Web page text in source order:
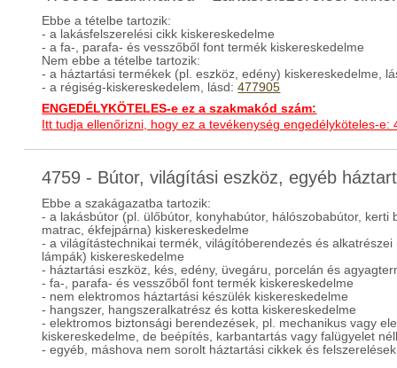
Ebbe a tételbe tartozik:
- a lakásfelszerelési cikk kiskereskedelme
- a fa-, parafa- és vesszőből font termék kiskereskedelme
Nem ebbe a tételbe tartozik:
- a háztartási termékek (pl. eszköz, edény) kiskereskedelme,
- a régiség-kiskereskedelem, lásd:477905
ENGEDÉLYKÖTELES-e ez a szakmakód szám:
Itt tudja ellenőrizni, hogy ez a tevékenység engedélyköteles-e:
4759 - Bútor, világítási eszköz, egyéb
Ebbe a szakágazatba tartozik:
- a lakásbútor (pl. ülőbútor, konyhabútor, hálószobabútor,
matrac, ékfejpárna) kiskereskedelme
- a világítástechnikai termék, világítóberendezés és
lámpák) kiskereskedelme
- háztartási eszköz, kés, edény, üvegáru, porcelán és
- fa-, parafa- és vesszőből font termék kiskereskedelme
- nem elektromos háztartási készülék kiskereskedelme
- hangszer, hangszeralkatrész és kotta kiskereskedelme
- elektromos biztonsági berendezések, pl. mechanikus vagy
kiskereskedelme, de beépítés, karbantartás vagy falügyelet
- egyéb, máshova nem sorolt háztartási cikkek és